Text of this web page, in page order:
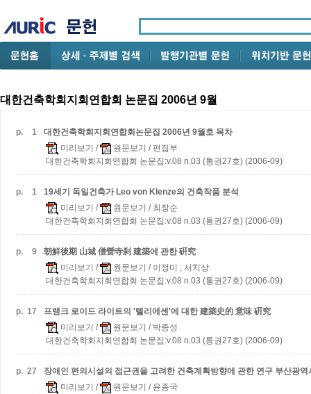
대한건축학회지회연합회 논문집 2006년 9월
p. 1
대한건축학회지회연합회논문집 2006년 9월호 목차
미리보기 / 원문보기 / 편집부
대한건축학회지회연합회 논문집:v.08 n.03 (통권27호) (2006-09)
p. 1
19세기 독일건축가 Leo von Klenze의 건축작품 분석
미리보기 / 원문보기 / 최장순
대한건축학회지회연합회 논문집:v.08 n.03 (통권27호) (2006-09)
p. 9
朝鮮後期 山城 僧營寺刹 建築에 관한 硏究
미리보기 / 원문보기 / 이정미 ; 서치상
대한건축학회지회연합회 논문집:v.08 n.03 (통권27호) (2006-09)
p. 17
프랭크 로이드 라이트의 '텔리에센'에 대한 建築史的 意味 硏究
미리보기 / 원문보기 / 박종성
대한건축학회지회연합회 논문집:v.08 n.03 (통권27호) (2006-09)
p. 27 장애인 편의시설의 접근권을 고려한 건축계획방향에 관한 연구 부산광역
미리보기 / 원문보기 / 윤종국